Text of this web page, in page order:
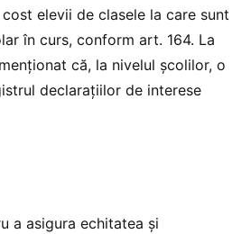
elevii de clasele la care sunt
în curs, conform art. 164. La
că, la nivelul școlilor, o
declarațiilor de interese
a asigura echitatea și